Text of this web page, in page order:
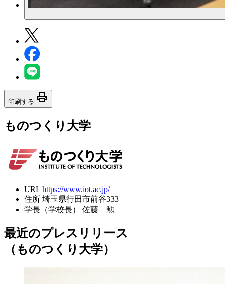
印刷する print
ものつくり大学
URL https://www.iot.ac.jp/
住所 埼玉県行田市前谷333
学長（学校長）
佐藤 勲
最近のプレスリリース
（ものつくり大学）